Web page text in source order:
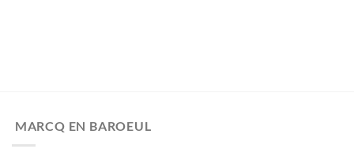
MARCQ EN BAROEUL